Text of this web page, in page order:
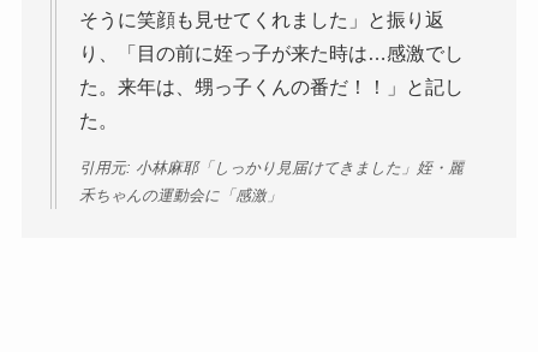
そうに笑顔も見せてくれました」と振り返
り、「目の前に姪っ子が来た時は…感激でし
た。来年は、甥っ子くんの番だ！！」と記し
た。
引用元: 小林麻耶「しっかり見届けてきました」姪・麗
禾ちゃんの運動会に「感激」